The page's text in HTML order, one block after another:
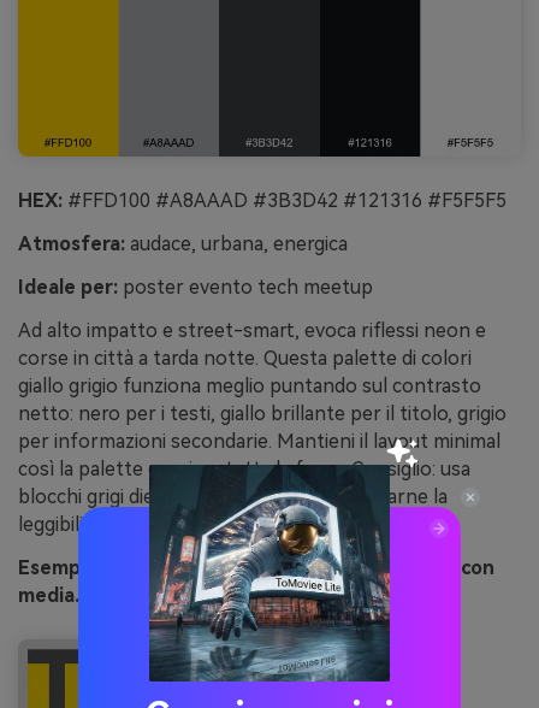
HEX: #FFD100 #A8AAAD #3B3D42 #121316 #F5F5F5
Atmosfera: audace, urbana, energica
Ideale per: poster evento tech meetup
Ad alto impatto e street-smart, evoca riflessi neon e
corse in città a tarda notte. Questa palette di colori
giallo grigio funziona meglio puntando sul contrasto
netto: nero per i testi, giallo brillante per il titolo, grigio
per informazioni secondarie. Mantieni il layout minimal
così la palette esprime tutta la forza. Consiglio: usa
blocchi grigi dietro testi piccoli per migliorarne la
leggibilità su sfondi luminosi.
Esempio immagine di taxi sull’asfalto generato con
media.io